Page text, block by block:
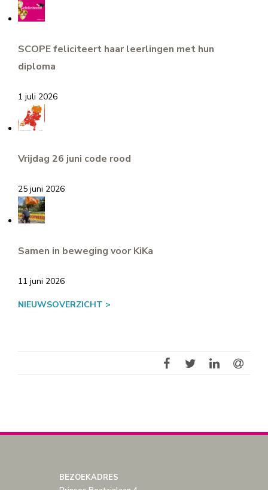
SCOPE feliciteert haar leerlingen met hun
diploma
1 juli 2026
Vrijdag 26 juni code rood
25 juni 2026
Samen in beweging voor KiKa
11 juni 2026
NIEUWSOVERZICHT >
BEZOEKADRES